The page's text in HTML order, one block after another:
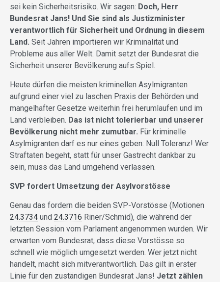
sei kein Sicherheitsrisiko. Wir sagen: Doch, Herr
Bundesrat Jans! Und Sie sind als Justizminister
verantwortlich für Sicherheit und Ordnung in diesem
Land. Seit Jahren importieren wir Kriminalität und
Probleme aus aller Welt. Damit setzt der Bundesrat die
Sicherheit unserer Bevölkerung aufs Spiel.
Heute dürfen die meisten kriminellen Asylmigranten
aufgrund einer viel zu laschen Praxis der Behörden und
mangelhafter Gesetze weiterhin frei herumlaufen und im
Land verbleiben. Das ist nicht tolerierbar und unserer
Bevölkerung nicht mehr zumutbar. Für kriminelle
Asylmigranten darf es nur eines geben: Null Toleranz! Wer
Straftaten begeht, statt für unser Gastrecht dankbar zu
sein, muss das Land umgehend verlassen.
SVP fordert Umsetzung der Asylvorstösse
Genau das fordern die beiden SVP-Vorstösse (Motionen
24.3734 und 24.3716 Riner/Schmid), die während der
letzten Session vom Parlament angenommen wurden. Wir
erwarten vom Bundesrat, dass diese Vorstösse so
schnell wie möglich umgesetzt werden. Wer jetzt nicht
handelt, macht sich mitverantwortlich. Das gilt in erster
Linie für den zuständigen Bundesrat Jans! Jetzt zählen